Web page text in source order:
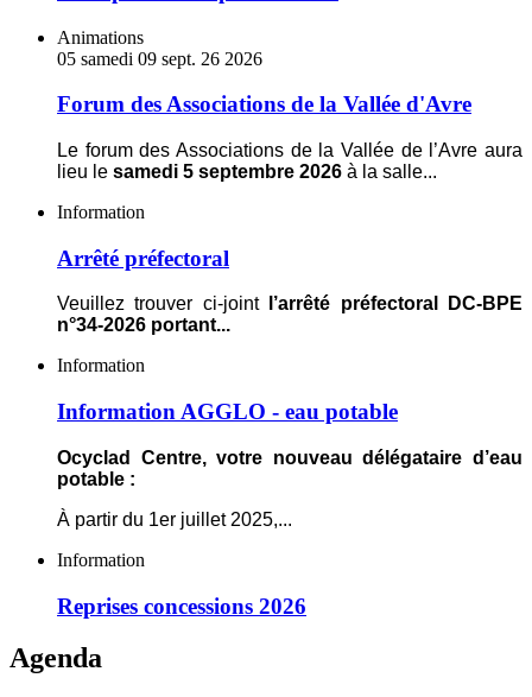
Forum
des
de
Vallée
d'Avre
Animations
05 samedi 09 sept. 26 2026
Forum des Associations de la Vallée d'Avre
Le forum des Associations de la Vallée de l’Avre aura
lieu le samedi 5 septembre 2026 à la salle...
Arrêté
Information
Arrêté préfectoral
Veuillez trouver ci-joint
l’arrêté préfectoral DC-BPE
n°34-2026 portant...
Information
-
eau
potable
Information
Information AGGLO - eau potable
Ocyclad Centre, votre nouveau délégataire d’eau
potable :
À partir du 1er juillet 2025,...
Reprises
2026
Information
Reprises concessions 2026
Agenda